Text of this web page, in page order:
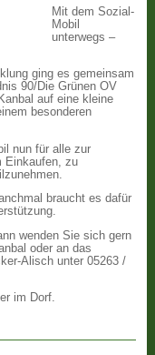
Mit dem Sozial-
Mobil
unterwegs –
ging es gemeinsam
90/Die Grünen OV
auf eine kleine
besonderen
nun für alle zur
Einkaufen, zu
braucht es dafür
wenden Sie sich gern
oder an das
Alisch unter 05263 /
im Dorf.